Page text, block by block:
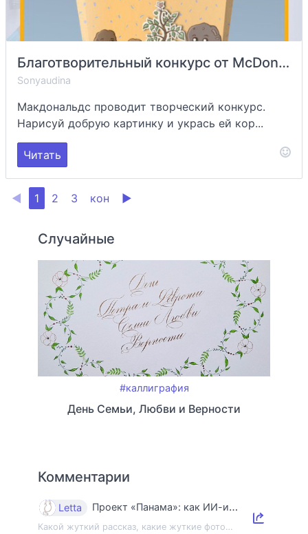
Благотворительный конкурс от McDonald’s
Sonyaudina
Макдональдс проводит творческий конкурс.
Нарисуй добрую картинку и укрась ей кор...
Читать
◀ 1 2 3 кон ▶
Случайные
#каллиграфия
День Семьи, Любви и Верности
Комментарии
Letta Проект «Панама»: как ИИ-индустрия уничтожает книги и знания
Какой жуткий рассказ, какие жуткие фото…